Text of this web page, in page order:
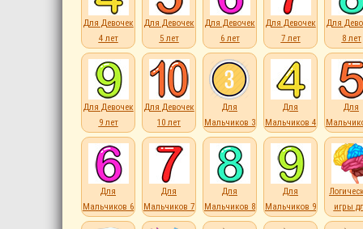
Для Девочек
4 лет
Для Девочек
5 лет
Для Девочек
6 лет
Для Девочек
7 лет
Для
8 лет
Для Девочек
9 лет
Для Девочек
10 лет
Для
Мальчиков 3
лет
Для
Мальчиков 4
лет
Для
лет
Для
Мальчиков 6
лет
Для
Мальчиков 7
лет
Для
Мальчиков 8
лет
Для
Мальчиков 9
лет
игры
детей